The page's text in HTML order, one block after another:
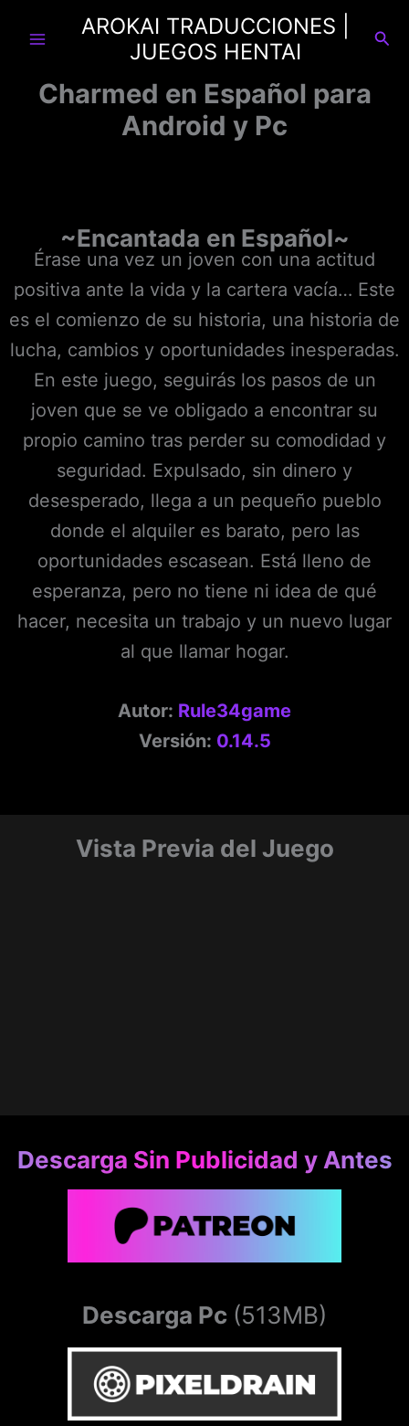
AROKAI TRADUCCIONES |
JUEGOS HENTAI
Charmed en Español para
Android y Pc
~Encantada en Español~
Érase una vez un joven con una actitud
positiva ante la vida y la cartera vacía… Este
es el comienzo de su historia, una historia de
lucha, cambios y oportunidades inesperadas.
En este juego, seguirás los pasos de un
joven que se ve obligado a encontrar su
propio camino tras perder su comodidad y
seguridad. Expulsado, sin dinero y
desesperado, llega a un pequeño pueblo
donde el alquiler es barato, pero las
oportunidades escasean. Está lleno de
esperanza, pero no tiene ni idea de qué
hacer, necesita un trabajo y un nuevo lugar
al que llamar hogar.
Autor: Rule34game
Versión: 0.14.5
Vista Previa del Juego
Descarga Sin Publicidad y Antes
Descarga Pc (513MB)